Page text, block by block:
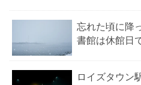
忘れた頃に降
書館は休館日
ロイズタウン